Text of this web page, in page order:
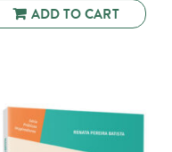
ADD TO CART